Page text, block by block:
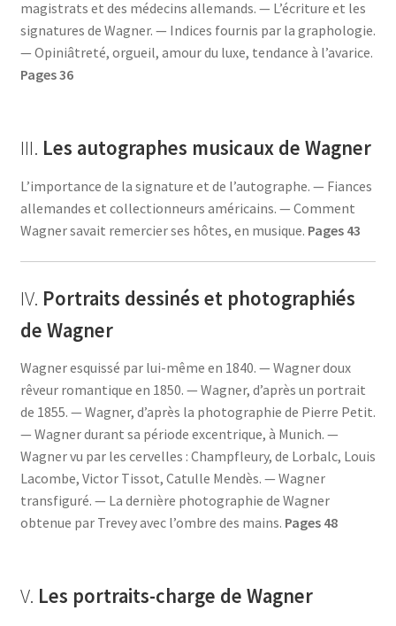
magistrats et des médecins allemands. — L’écriture et les
signatures de Wagner. — Indices fournis par la graphologie.
— Opiniâtreté, orgueil, amour du luxe, tendance à l’avarice.
Pages 36
III. Les autographes musicaux de Wagner
L’importance de la signature et de l’autographe. — Fiances
allemandes et collectionneurs américains. — Comment
Wagner savait remercier ses hôtes, en musique. Pages 43
IV. Portraits dessinés et photographiés
de Wagner
Wagner esquissé par lui-même en 1840. — Wagner doux
rêveur romantique en 1850. — Wagner, d’après un portrait
de 1855. — Wagner, d’après la photographie de Pierre Petit.
— Wagner durant sa période excentrique, à Munich. —
Wagner vu par les cervelles : Champfleury, de Lorbalc, Louis
Lacombe, Victor Tissot, Catulle Mendès. — Wagner
transfiguré. — La dernière photographie de Wagner
obtenue par Trevey avec l’ombre des mains. Pages 48
V. Les portraits-charge de Wagner